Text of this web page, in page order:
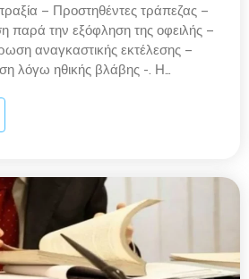
– Προστηθέντες τράπεζας –
παρά την εξόφληση της οφειλής –
αναγκαστικής εκτέλεσης –
λόγω ηθικής βλάβης -. Η…